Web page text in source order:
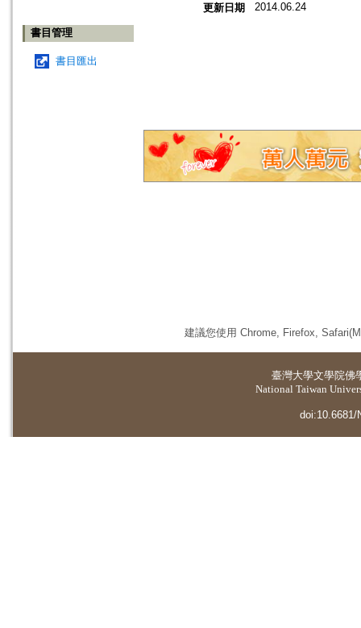
書目管理
書目匯出
更新日期 2014.06.24
建議您使用 Chrome, Firefox,
臺灣大學文學院佛
National Taiwan
doi:10.6681/